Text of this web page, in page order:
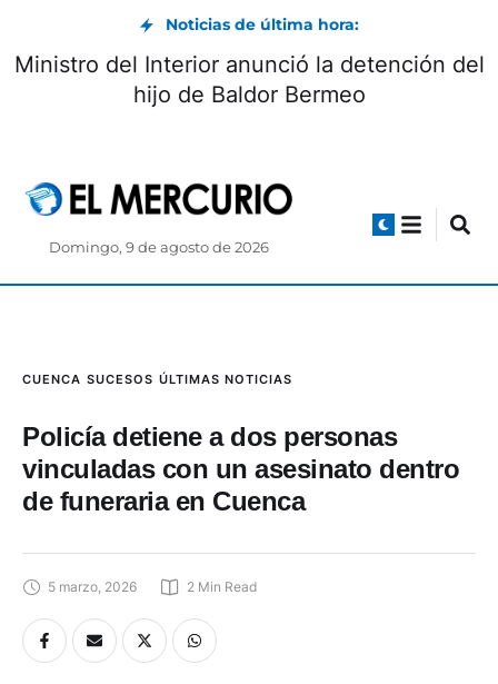
Noticias de última hora:
Ministro del Interior anunció la detención del
hijo de Baldor Bermeo
Domingo, 9 de agosto de 2026
CUENCA SUCESOS ÚLTIMAS NOTICIAS
Policía detiene a dos personas
vinculadas con un asesinato dentro
de funeraria en Cuenca
5 marzo, 2026 2 Min Read